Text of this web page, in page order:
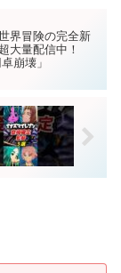
界冒険の完全新
大量配信中！
崩壊」